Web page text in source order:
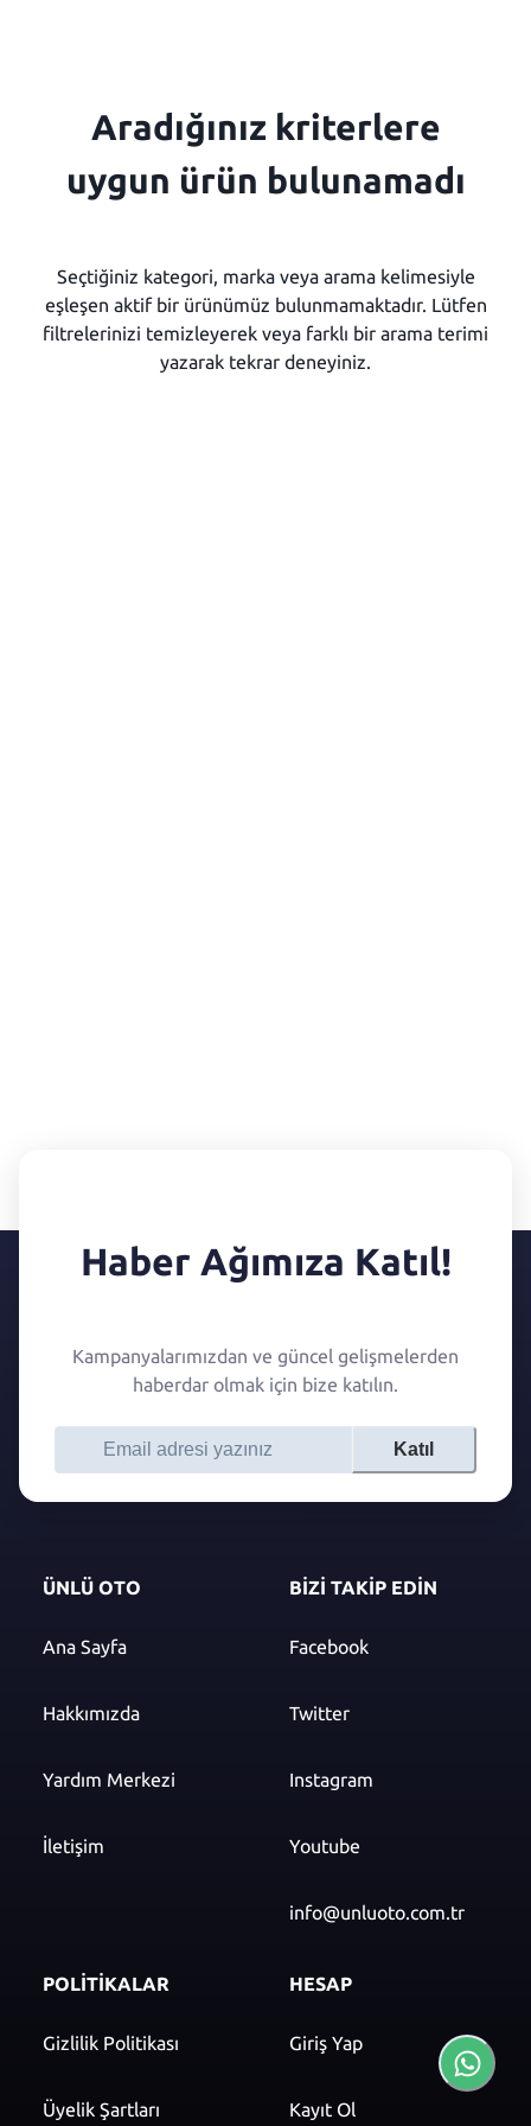
Aradığınız kriterlere
uygun ürün bulunamadı
Seçtiğiniz kategori, marka veya arama kelimesiyle
eşleşen aktif bir ürünümüz bulunmamaktadır. Lütfen
filtrelerinizi temizleyerek veya farklı bir arama terimi
yazarak tekrar deneyiniz.
Haber Ağımıza Katıl!
Kampanyalarımızdan ve güncel gelişmelerden
haberdar olmak için bize katılın.
Katıl
ÜNLÜ OTO
Ana Sayfa
Hakkımızda
Yardım Merkezi
İletişim
BİZİ TAKİP EDİN
Facebook
Twitter
Instagram
Youtube
info@unluoto.com.tr
POLİTİKALAR
Gizlilik Politikası
Üyelik Şartları
HESAP
Giriş Yap
Kayıt Ol